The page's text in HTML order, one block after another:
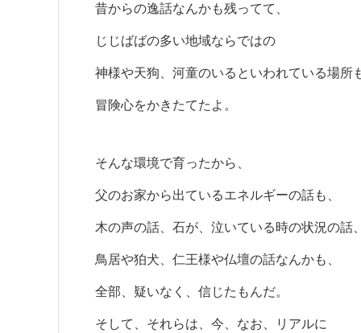
昔からの逸話なんかも残ってて、
じじばばの多い地域ならではの
神様や天狗、河童のいるといわれている場所
冒険心をかきたてたよ。
そんな環境で育ったから、
父のお家から出ているエネルギーの話も、
木の声の話、石が、泣いている時の状況の話
鳥居や狛犬、仁王様や仏壇の話なんかも、
全部、疑いなく、信じたもんだ。
そして、それらは、今、なお、リアルに